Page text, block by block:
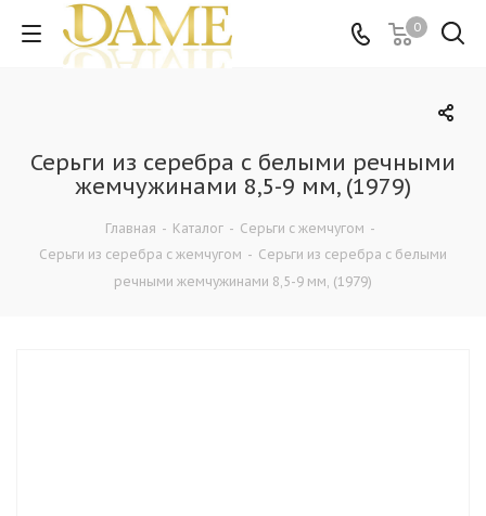
0
Серьги из серебра с белыми речными
жемчужинами 8,5-9 мм, (1979)
Главная - Каталог - Серьги с жемчугом -
Серьги из серебра с жемчугом - Серьги из серебра с белыми
речными жемчужинами 8,5-9 мм, (1979)